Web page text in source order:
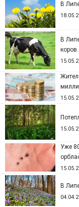
В
В
коров.
Уже
В